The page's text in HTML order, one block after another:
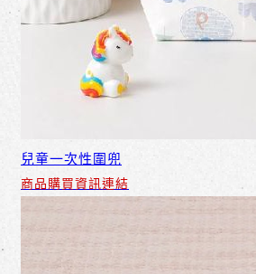
兒童一次性圍兜
商品購買資訊連結